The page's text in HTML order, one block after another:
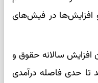
افزایش‌ها در فیش‌های
افزایش سالانه حقوق و
تا حدی فاصله درآمدی